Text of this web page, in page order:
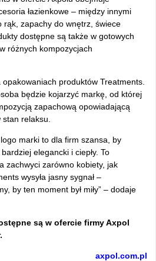
łazienkowe – między innymi
rąk, zapachy do wnętrz, świece
dostępne są także w gotowych
różnych kompozycjach
produktów Treatments.
będzie kojarzyć markę, od której
zapachową opowiadającą
relaksu.
marki to dla firm szansa, by
elegancki i ciepły. To
zachwyci zarówno kobiety, jak
wysyła jasny sygnał –
by ten moment był miły” – dodaje
są w ofercie firmy Axpol
axpol.com.pl